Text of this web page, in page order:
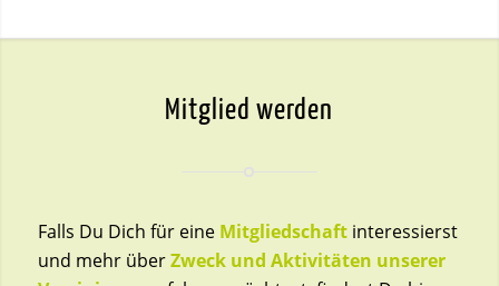
Mitglied werden
Falls Du Dich für eine Mitgliedschaft interessierst
und mehr über Zweck und Aktivitäten unserer